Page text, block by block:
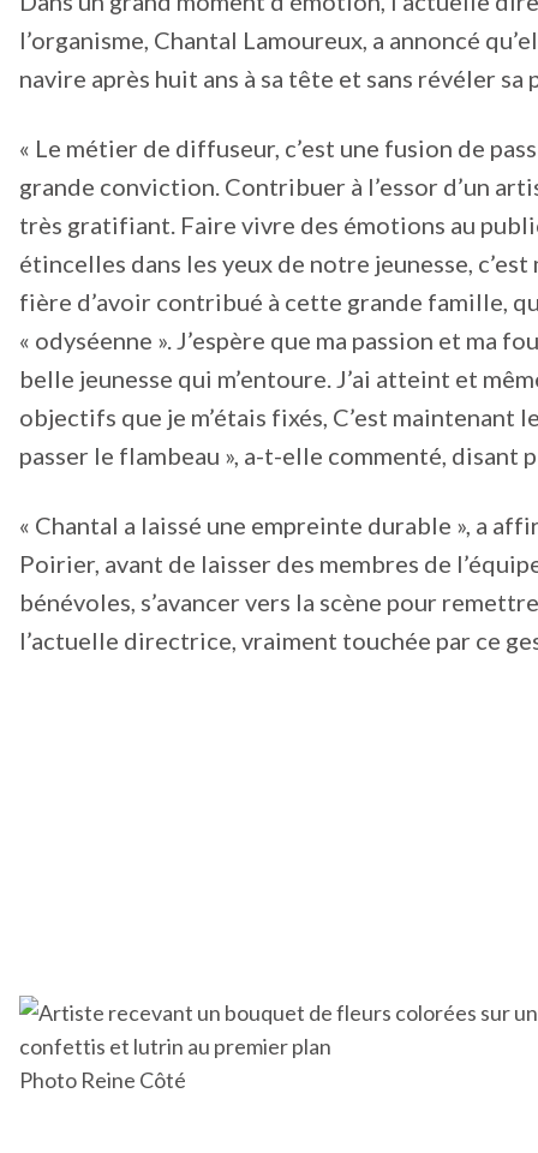
l’organisme, Chantal Lamoureux, a annoncé
navire après huit ans à sa tête et sans révéler
« Le métier de diffuseur, c’est une fusion de
grande conviction. Contribuer à l’essor d’un
très gratifiant. Faire vivre des émotions au
étincelles dans les yeux de notre jeunesse,
fière d’avoir contribué à cette grande famille,
« odyséenne ». J’espère que ma passion et ma
belle jeunesse qui m’entoure. J’ai atteint et
objectifs que je m’étais fixés, C’est maintenant
passer le flambeau », a-t-elle commenté, disant
« Chantal a laissé une empreinte durable », a
Poirier, avant de laisser des membres de
bénévoles, s’avancer vers la scène pour
l’actuelle directrice, vraiment touchée par ce
Photo Reine Côté